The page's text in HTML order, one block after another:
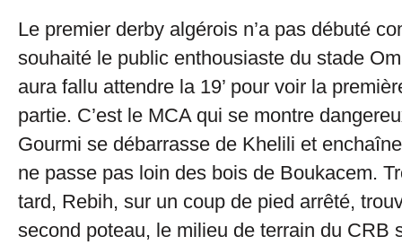
Le premier derby algérois n’a pas débuté
souhaité le public enthousiaste du stade
aura fallu attendre la 19’ pour voir la
partie. C’est le MCA qui se montre
Gourmi se débarrasse de Khelili et
ne passe pas loin des bois de Boukacem.
tard, Rebih, sur un coup de pied arrêté,
second poteau, le milieu de terrain du CRB